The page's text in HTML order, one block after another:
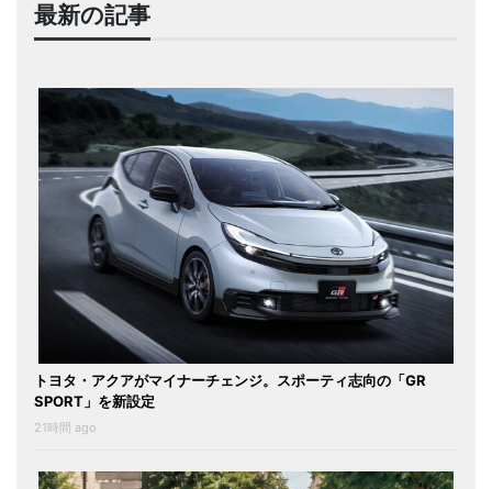
最新の記事
トヨタ・アクアがマイナーチェンジ。スポーティ志向の「GR
SPORT」を新設定
21時間 ago